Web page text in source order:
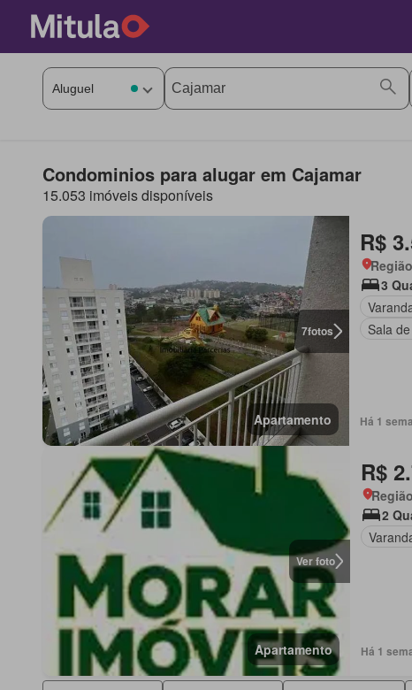
Condominios para alugar em Cajamar
15.053 imóveis disponíveis
7fotos
Apartamento
R$
3
Sala
Há 1
Ver foto
Apartamento
R$
2
Há 1